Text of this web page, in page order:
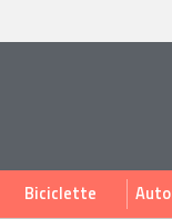
Biciclette